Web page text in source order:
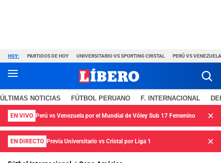
HOY: PARTIDOS DE HOY UNIVERSITARIO VS SPORTING CRISTAL PERÚ VS VENEZUELA
ÚLTIMAS NOTICIAS FÚTBOL PERUANO F. INTERNACIONAL
EN VIVO Perú vs Venezuela por el Mundial de Vóley Sub 17 Femenino
EN DIRECTO Previa Universitario vs Cristal por Liga 1